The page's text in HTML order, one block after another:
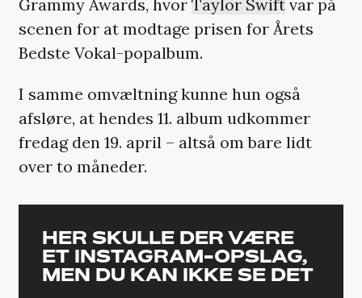
Grammy Awards, hvor Taylor Swiftvar på
scenen for at modtage prisen for Årets
Bedste Vokal-popalbum.
I samme omvæltning kunne hun også
afsløre, at hendes 11. album udkommer
fredag den 19. april – altså om bare lidt
over to måneder.
HER SKULLE DER VÆRE
ET INSTAGRAM-OPSLAG,
MEN DU KAN IKKE SE DET